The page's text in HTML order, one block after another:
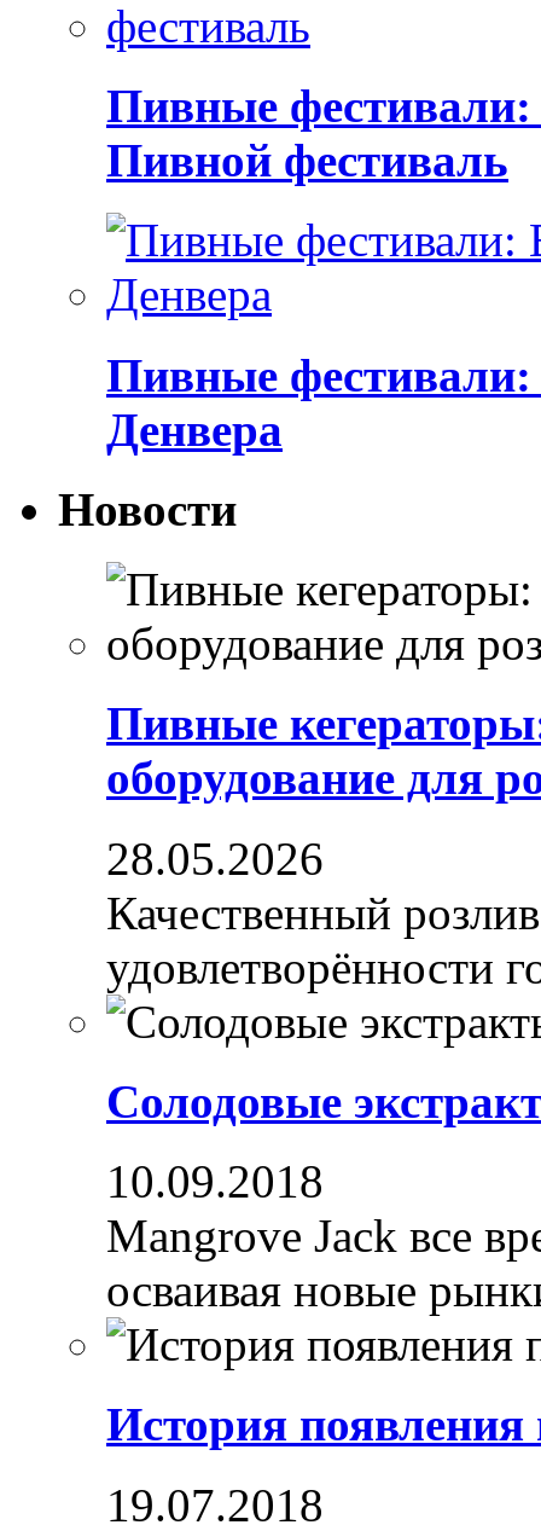
Пивные
Пивной фестиваль
Пивные фестивали:
Денвера
Новости
Пивные
оборудование для
28.05.2026
Качественный
удовлетворённости
Солодовые
10.09.2018
Mangrove Jack все
осваивая новые
История появления
19.07.2018